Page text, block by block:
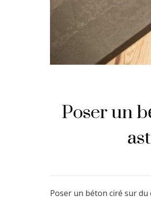
Poser un
Poser un béton ciré sur